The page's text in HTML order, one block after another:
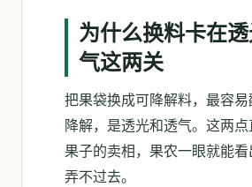
为什么换料卡在
气这两关
把果袋换成可降解料，最容
降解，是透光和透气。这两点
果子的卖相，果农一眼就能看
弄不过去。